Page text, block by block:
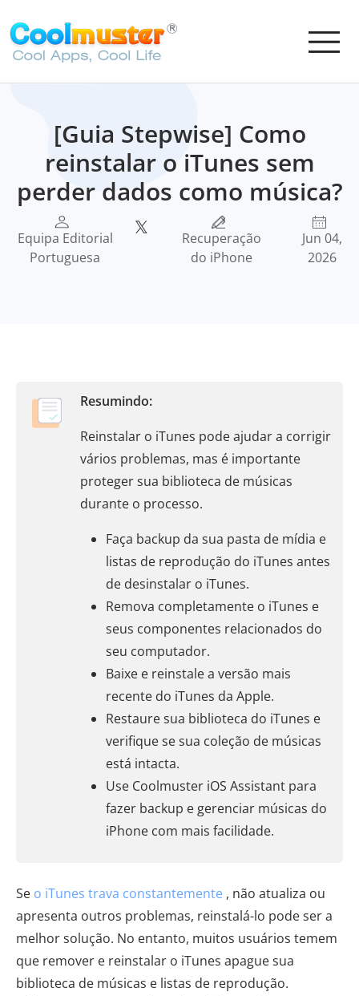
[Guia Stepwise] Como
reinstalar o iTunes sem
perder dados como música?
Equipa Editorial
Portuguesa
Recuperação
do iPhone
Jun 04,
2026
Resumindo:
Reinstalar o iTunes pode ajudar a corrigir
vários problemas, mas é importante
proteger sua biblioteca de músicas
durante o processo.
Faça backup da sua pasta de mídia e
listas de reprodução do iTunes antes
de desinstalar o iTunes.
Remova completamente o iTunes e
seus componentes relacionados do
seu computador.
Baixe e reinstale a versão mais
recente do iTunes da Apple.
Restaure sua biblioteca do iTunes e
verifique se sua coleção de músicas
está intacta.
Use Coolmuster iOS Assistant para
fazer backup e gerenciar músicas do
iPhone com mais facilidade.
Se o iTunes trava constantemente , não atualiza ou
apresenta outros problemas, reinstalá-lo pode ser a
melhor solução. No entanto, muitos usuários temem
que remover e reinstalar o iTunes apague sua
biblioteca de músicas e listas de reprodução.